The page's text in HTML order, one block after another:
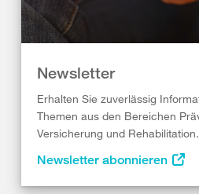
Newsletter
Erhalten Sie zuverlässig
Themen aus den Bereichen
Versicherung und Rehabilitation.
Newsletter abonnieren